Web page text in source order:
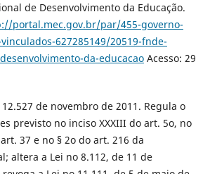
de Desenvolvimento da Educação.
portal.mec.gov.br/par/455-governo-
627285149/20519-fnde-
da-educacaoAcesso: 29
12.527 de novembro de 2011. Regula o
previsto no inciso XXXIII do art. 5o, no
37 e no § 2o do art. 216 da
altera a Lei no 8.112, de 11 de